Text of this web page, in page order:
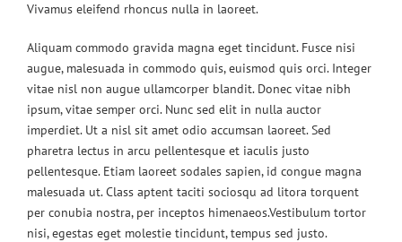
Vivamus eleifend rhoncus nulla in laoreet.
Aliquam commodo gravida magna eget tincidunt. Fusce nisi
augue, malesuada in commodo quis, euismod quis orci. Integer
vitae nisl non augue ullamcorper blandit. Donec vitae nibh
ipsum, vitae semper orci. Nunc sed elit in nulla auctor
imperdiet. Ut a nisl sit amet odio accumsan laoreet. Sed
pharetra lectus in arcu pellentesque et iaculis justo
pellentesque. Etiam laoreet sodales sapien, id congue magna
malesuada ut. Class aptent taciti sociosqu ad litora torquent
per conubia nostra, per inceptos himenaeos.Vestibulum tortor
nisi, egestas eget molestie tincidunt, tempus sed justo.